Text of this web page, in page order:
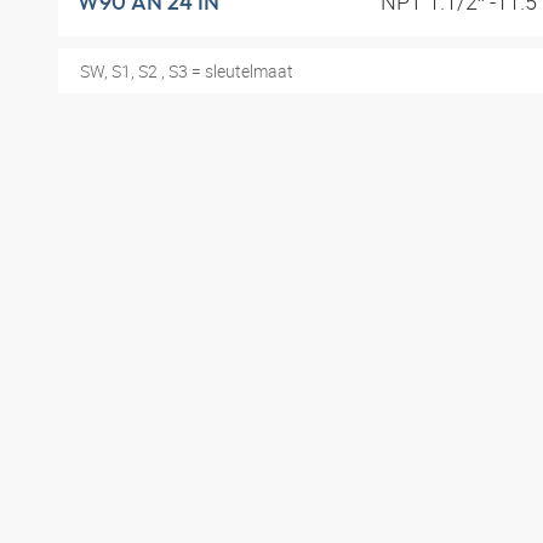
SW, S1, S2 , S3 = sleutelmaat